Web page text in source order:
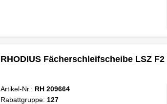
RHODIUS Fächerschleifscheibe LSZ
Artikel-Nr.: RH 209664
Rabattgruppe: 127